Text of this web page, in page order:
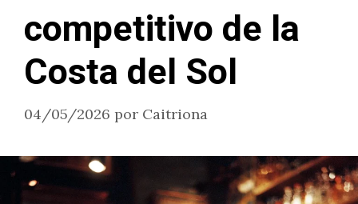
competitivo de la
Costa del Sol
04/05/2026 por Caitriona